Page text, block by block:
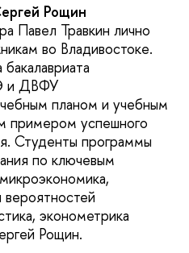
Рощин
Павел Травкин лично
во Владивостоке.
и ДВФУ
планом и учебным
примером успешного
Студенты программы
по ключевым
эконометрика
Рощин.